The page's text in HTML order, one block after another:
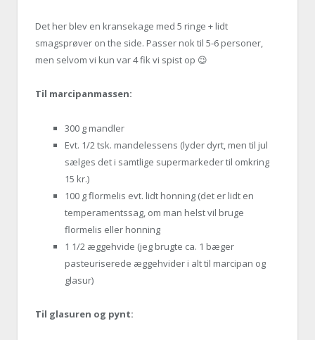
Det her blev en kransekage med 5 ringe + lidt
smagsprøver on the side. Passer nok til 5-6 personer,
men selvom vi kun var 4 fik vi spist op 😉
Til marcipanmassen:
300 g mandler
Evt. 1/2 tsk. mandelessens (lyder dyrt, men til jul
sælges det i samtlige supermarkeder til omkring
15 kr.)
100 g flormelis evt. lidt honning (det er lidt en
temperamentssag, om man helst vil bruge
flormelis eller honning
1 1/2 æggehvide (jeg brugte ca. 1 bæger
pasteuriserede æggehvider i alt til marcipan og
glasur)
Til glasuren og pynt: